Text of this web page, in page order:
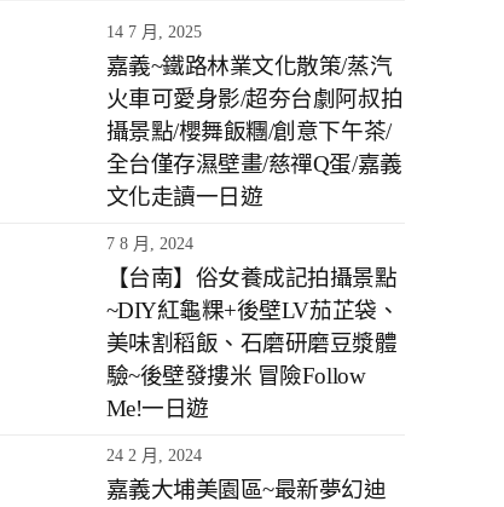
14 7 月, 2025
嘉義~鐵路林業文化散策/蒸汽
火車可愛身影/超夯台劇阿叔拍
攝景點/櫻舞飯糰/創意下午茶/
全台僅存濕壁畫/慈禪Q蛋/嘉義
文化走讀一日遊
7 8 月, 2024
【台南】俗女養成記拍攝景點
~DIY紅龜粿+後壁LV茄芷袋、
美味割稻飯、石磨研磨豆漿體
驗~後壁發摟米 冒險Follow
Me!一日遊
24 2 月, 2024
嘉義大埔美園區~最新夢幻迪